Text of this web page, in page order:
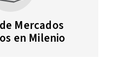
Mercados
en Milenio